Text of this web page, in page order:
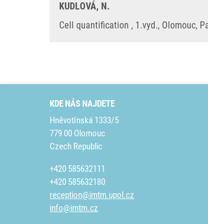
KUDLOVÁ, N.
Cell quantification , 1.vyd., Olomouc,
KDE NÁS NAJDETE
Hněvotínská 1333/5
779 00 Olomouc
Czech Republic
+420 585632111
+420 585632180
reception@imtm.upol.cz
info@imtm.cz